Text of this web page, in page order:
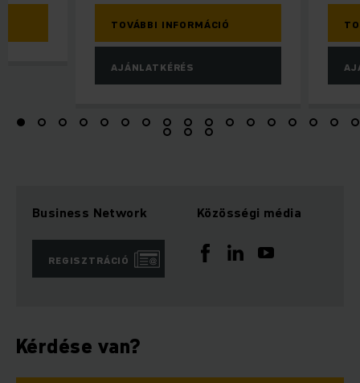
TOVÁBBI INFORMÁCIÓ
AJÁNLATKÉRÉS
Business Network
REGISZTRÁCIÓ
Közösségi média
Kérdése van?